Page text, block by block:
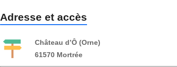
Adresse et accès
Château d’Ô (Orne)
61570 Mortrée